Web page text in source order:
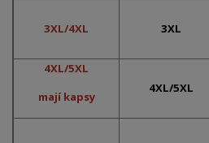
3XL/4XL 3XL
4XL/5XL
mají kapsy
4XL/5XL